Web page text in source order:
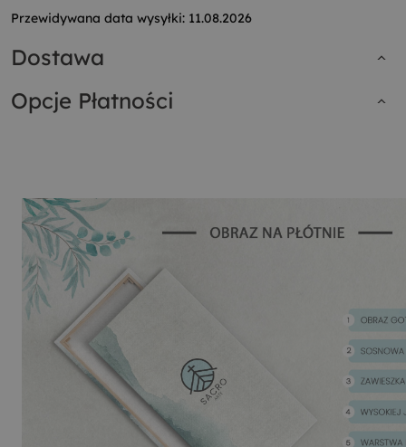
Przewidywana data wysyłki: 11.08.2026
Dostawa
Opcje Płatności